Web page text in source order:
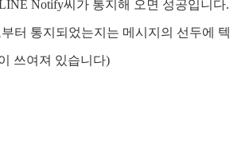
Notify씨가 통지해 오면 성공입니다.
터 통지되었는지는 메시지의 선두에 텍
쓰여져 있습니다)